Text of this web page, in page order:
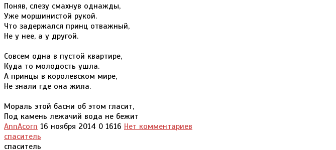
Поняв, слезу смахнув однажды,
Уже моршинистой рукой.
Что задержался принц отважный,
Не у нее, а у другой.
Совсем одна в пустой квартире,
Куда то молодость ушла.
А принцы в королевском мире,
Не знали где она жила.
Мораль этой басни об этом гласит,
Под камень лежачий вода не бежит
AnnAcorn 16 ноября 2014 0 1616 Нет комментариев
спаситель
спаситель